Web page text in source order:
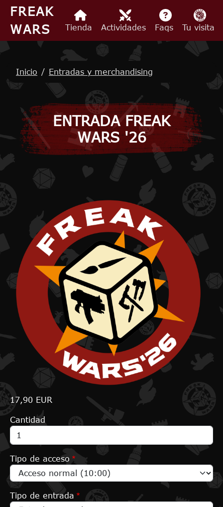
Pasar al contenido principal
FREAK
WARS
Tienda Actividades Faqs Tu visita
Ruta de navegación
Inicio Entradas y merchandising
ENTRADA FREAK
WARS '26
17,90 EUR
Cantidad
Tipo de acceso
Tipo de entrada